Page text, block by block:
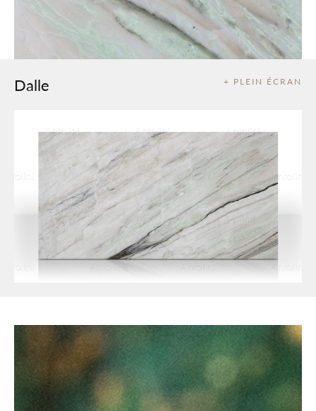
+ PLEIN ÉCRAN
Dalle